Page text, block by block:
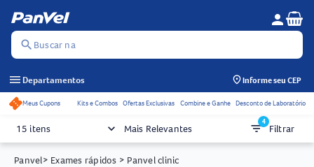
search Buscar na
Menu do
person
menu Departamentos Informe seu CEP
Acessos rápidos do cabeçalho
Meus Cupons Kits e Combos Ofertas Exclusivas Combine e Ganhe Desconto de Laboratório
15 itens keyboard_arrow_down Mais Relevantes filter_list4
Filtrar
Panvel> Exames rápidos > Panvel clinic